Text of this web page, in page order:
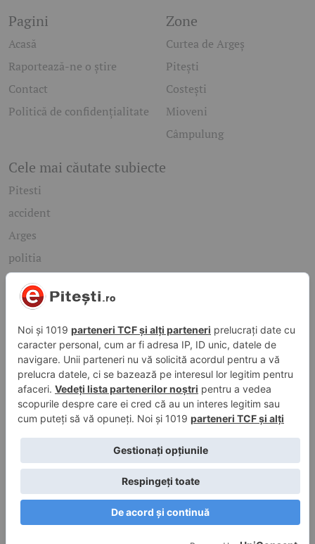
Pagini
Acasă
Raportează-ne o știre
Contact
Politică de confidențialitate
Zone
Curtea de Argeș
Pitești
Costești
Mioveni
Câmpulung
Cele mai căutate subiecte
Pitesti
accident
Arges
politia
mioveni
Caută rapid știrile care te interesează
Găsește cele mai recente știri, evenimente și subiecte de
interes din orașul tău. Introdu un cuvânt-cheie și descoperă
informațiile de care ai nevoie!
Caută
© 2026 ePitesti.ro | Toate drepturile rezervate. | Site
administrat deWebFixer.ro